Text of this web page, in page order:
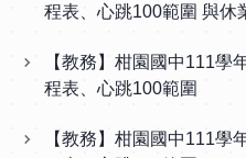
程表、心跳100範圍 與休
【教務】柑園國中111學
程表、心跳100範圍
【教務】柑園國中111學